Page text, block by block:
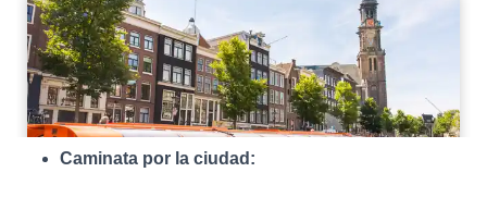
Caminata por la ciudad: